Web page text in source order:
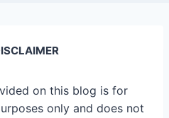
on this blog is for
only and does not